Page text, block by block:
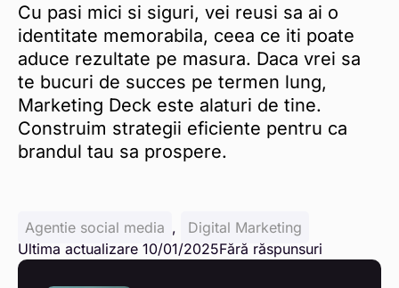
Cu pasi mici si siguri, vei reusi sa ai o
identitate memorabila, ceea ce iti poate
aduce rezultate pe masura. Daca vrei sa
te bucuri de succes pe termen lung,
Marketing Deck este alaturi de tine.
Construim strategii eficiente pentru ca
brandul tau sa prospere.
Agentie social media ,
Digital Marketing
Ultima actualizare 10/01/2025Fără răspunsuri